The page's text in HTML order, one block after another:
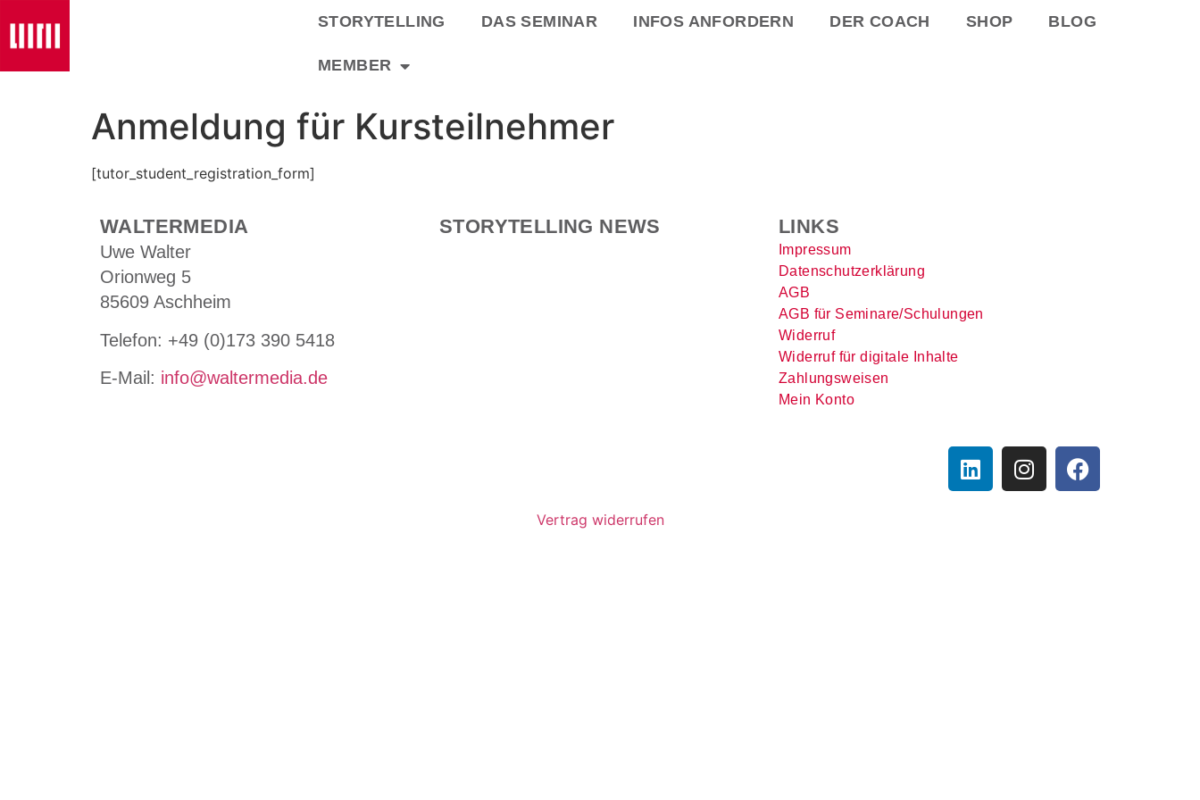
STORYTELLING DAS SEMINAR INFOS ANFORDERN DER COACH SHOP BLOG
MEMBER
Anmeldung für Kursteilnehmer
[tutor_student_registration_form]
WALTERMEDIA
Uwe Walter
Orionweg 5
85609 Aschheim
Tele­fon: +49 (0)173 390 5418
E-Mail: info@waltermedia.de
STORYTELLING NEWS LINKS
Impressum
Datenschutzerklärung
AGB
AGB für Seminare/Schulungen
Widerruf
Widerruf für digitale Inhalte
Zahlungsweisen
Mein Konto
Vertrag widerrufen